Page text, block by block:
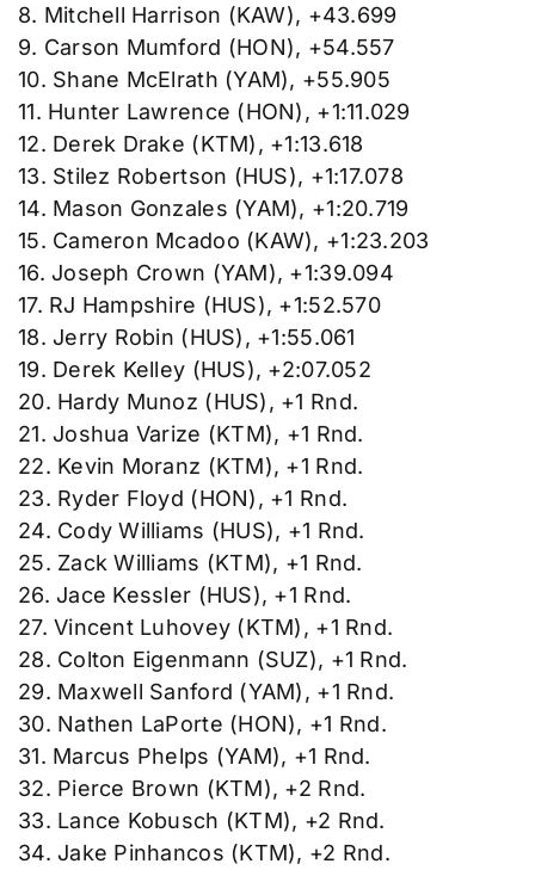
8. Mitchell Harrison (KAW), +43.699
9. Carson Mumford (HON), +54.557
10. Shane McElrath (YAM), +55.905
11. Hunter Lawrence (HON), +1:11.029
12. Derek Drake (KTM), +1:13.618
13. Stilez Robertson (HUS), +1:17.078
14. Mason Gonzales (YAM), +1:20.719
15. Cameron Mcadoo (KAW), +1:23.203
16. Joseph Crown (YAM), +1:39.094
17. RJ Hampshire (HUS), +1:52.570
18. Jerry Robin (HUS), +1:55.061
19. Derek Kelley (HUS), +2:07.052
20. Hardy Munoz (HUS), +1 Rnd.
21. Joshua Varize (KTM), +1 Rnd.
22. Kevin Moranz (KTM), +1 Rnd.
23. Ryder Floyd (HON), +1 Rnd.
24. Cody Williams (HUS), +1 Rnd.
25. Zack Williams (KTM), +1 Rnd.
26. Jace Kessler (HUS), +1 Rnd.
27. Vincent Luhovey (KTM), +1 Rnd.
28. Colton Eigenmann (SUZ), +1 Rnd.
29. Maxwell Sanford (YAM), +1 Rnd.
30. Nathen LaPorte (HON), +1 Rnd.
31. Marcus Phelps (YAM), +1 Rnd.
32. Pierce Brown (KTM), +2 Rnd.
33. Lance Kobusch (KTM), +2 Rnd.
34. Jake Pinhancos (KTM), +2 Rnd.